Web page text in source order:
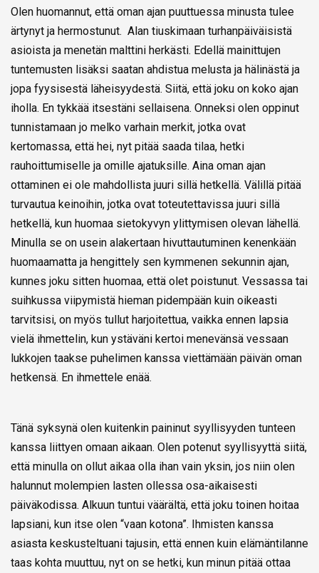
Olen huomannut, että oman ajan puuttuessa minusta tulee
ärtynyt ja hermostunut. Alan tiuskimaan turhanpäiväisistä
asioista ja menetän malttini herkästi. Edellä mainittujen
tuntemusten lisäksi saatan ahdistua melusta ja hälinästä ja
jopa fyysisestä läheisyydestä. Siitä, että joku on koko ajan
iholla. En tykkää itsestäni sellaisena. Onneksi olen oppinut
tunnistamaan jo melko varhain merkit, jotka ovat
kertomassa, että hei, nyt pitää saada tilaa, hetki
rauhoittumiselle ja omille ajatuksille. Aina oman ajan
ottaminen ei ole mahdollista juuri sillä hetkellä. Välillä pitää
turvautua keinoihin, jotka ovat toteutettavissa juuri sillä
hetkellä, kun huomaa sietokyvyn ylittymisen olevan lähellä.
Minulla se on usein alakertaan hivuttautuminen kenenkään
huomaamatta ja hengittely sen kymmenen sekunnin ajan,
kunnes joku sitten huomaa, että olet poistunut. Vessassa tai
suihkussa viipymistä hieman pidempään kuin oikeasti
tarvitsisi, on myös tullut harjoitettua, vaikka ennen lapsia
vielä ihmettelin, kun ystäväni kertoi menevänsä vessaan
lukkojen taakse puhelimen kanssa viettämään päivän oman
hetkensä. En ihmettele enää.
Tänä syksynä olen kuitenkin paininut syyllisyyden tunteen
kanssa liittyen omaan aikaan. Olen potenut syyllisyyttä siitä,
että minulla on ollut aikaa olla ihan vain yksin, jos niin olen
halunnut molempien lasten ollessa osa-aikaisesti
päiväkodissa. Alkuun tuntui väärältä, että joku toinen hoitaa
lapsiani, kun itse olen “vaan kotona”. Ihmisten kanssa
asiasta keskusteltuani tajusin, että ennen kuin elämäntilanne
taas kohta muuttuu, nyt on se hetki, kun minun pitää ottaa